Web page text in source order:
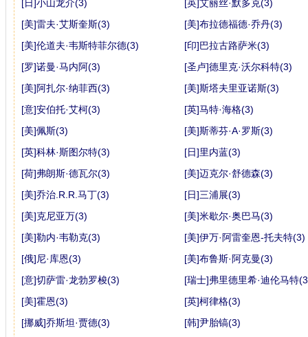
[日]小山龙介(3)
[英]艾丽丝·默多克(3)
[美]雷夫·艾斯奎斯(3)
[美]布拉德福德·乔丹(3)
[美]伦道夫·韦斯特菲尔德(3)
[印]巴拉古路萨米(3)
[罗]诺曼·马内阿(3)
[圣卢]德里克·沃尔科特(3)
[美]阿扎尔·纳菲西(3)
[美]斯塔夫里亚诺斯(3)
[意]安伯托·艾柯(3)
[英]马特·海格(3)
[美]佩斯(3)
[美]斯蒂芬·A·罗斯(3)
[英]科林·斯图尔特(3)
[日]里内蓝(3)
[荷]弗朗斯·德瓦尔(3)
[美]迈克尔·舒德森(3)
[美]乔治.R.R.马丁(3)
[日]三浦展(3)
[美]克尼亚万(3)
[美]米歇尔·奥巴马(3)
[美]勒内·韦勒克(3)
[美]伊万·阿雷奎恩-托夫特(3)
[俄]尼·库恩(3)
[美]布鲁斯·阿克曼(3)
[意]切萨雷·龙勃罗梭(3)
[瑞士]弗里德里希·迪伦马特
[美]霍恩(3)
[英]柯律格(3)
[挪威]乔斯坦·贾德(3)
[韩]尹胎镐(3)